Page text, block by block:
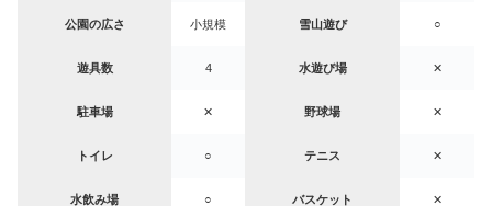
公園の広さ 小規模 雪山遊び ○
遊具数 4 水遊び場 ✕
駐車場 ✕ 野球場 ✕
トイレ ○ テニス ✕
水飲み場 ○ バスケット ✕